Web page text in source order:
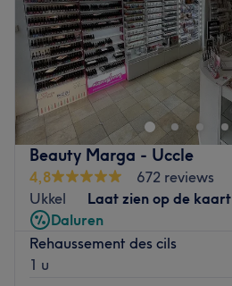
Beauty Marga - Uccle
4,8
672 reviews
Ukkel
Laat zien op de kaart
Daluren
Rehaussement des cils
1 u